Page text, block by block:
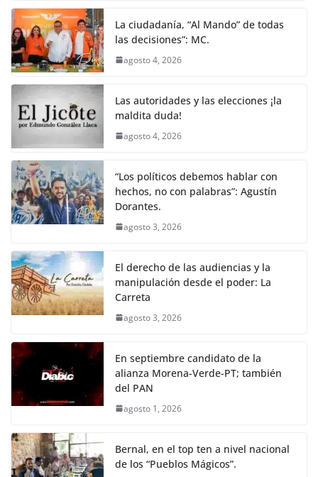
La ciudadanía, “Al Mando” de todas
las decisiones”: MC.
agosto 4, 2026
Las autoridades y las elecciones ¡la
maldita duda!
agosto 4, 2026
“Los políticos debemos hablar con
hechos, no con palabras”: Agustín
Dorantes.
agosto 3, 2026
El derecho de las audiencias y la
manipulación desde el poder: La
Carreta
agosto 3, 2026
En septiembre candidato de la
alianza Morena-Verde-PT; también
del PAN
agosto 1, 2026
Bernal, en el top ten a nivel nacional
de los “Pueblos Mágicos”.